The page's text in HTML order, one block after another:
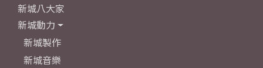
新城八大家
新城動力
新城製作
新城音樂